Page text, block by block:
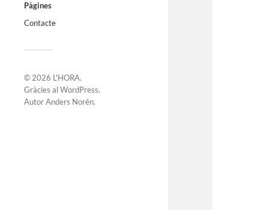
Pàgines
Contacte
© 2026 L'HORA.
Gràcies alWordPress.
AutorAnders Norén.